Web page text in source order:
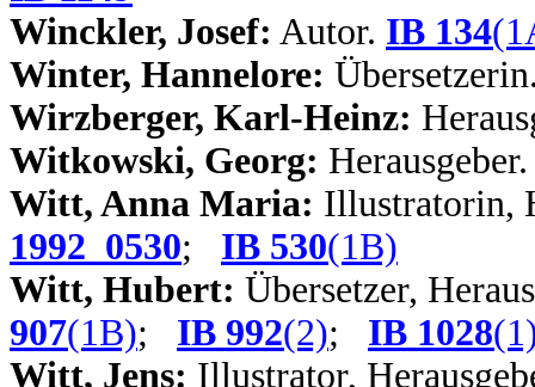
Winckler, Josef: Autor. IB 134
Winter, Hannelore:
Wirzberger, Karl-Heinz:
Witkowski, Georg:
Witt, Anna Maria: Illustratorin,
1992_0530; IB 530(1B)
Witt, Hubert: Übersetzer,
907(1B); IB 992(2); IB 1028
Witt, Jens: Illustrator,